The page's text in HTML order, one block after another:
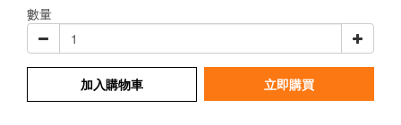
數量
加入購物車 立即購買